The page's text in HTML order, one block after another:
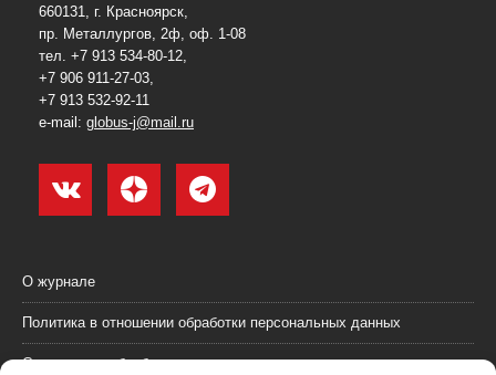
660131, г. Красноярск,
пр. Металлургов, 2ф, оф. 1-08
тел. +7 913 534-80-12,
+7 906 911-27-03,
+7 913 532-92-11
e-mail: globus-j@mail.ru
О журнале
Политика в отношении обработки персональных данных
Согласие на обработку персональных данных